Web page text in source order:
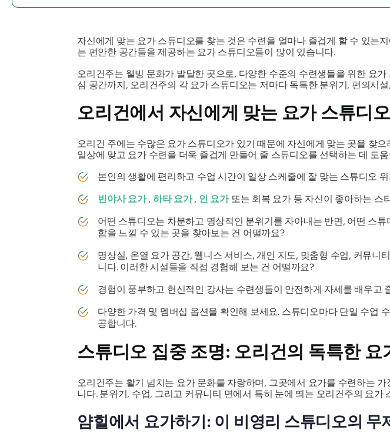
자신에게 맞는 요가 스튜디오를 찾는 것은 수련을 얼마나 즐겁게 할 수 있는
는 편안한 공간들을 제공하는 요가 스튜디오들이 많이 있습니다.
오리건주는 웰빙 문화가 발달한 곳으로, 다양한 수준의 수련생들을 위한 요
심 공간까지, 오리건주의 각 요가 스튜디오는 저마다 독특한 분위기, 편의시
오리건에서 자신에게 맞는 요가 스튜디
오리건 주에는 수많은 요가 스튜디오가 있기 때문에 자신에게 맞는 곳을 찾
일상에 맞고 요가 수련을 더욱 즐겁게 만들어 줄 스튜디오를 선택하는 데 도
본인의 생활에 편리하고 수업 시간이 일상 스케줄에 잘 맞는 스튜디오
빈야사 요가, 하타 요가, 인 요가또는 회복 요가 등 자신이 좋아하는 스
어떤 스튜디오는 차분하고 명상적인 분위기를 자아내는 반면, 어떤 스
함을 느낄 수 있는 곳을 찾아보는 건 어떨까요?
명상실, 온열 요가 공간, 웰니스 서비스, 개인 지도, 맞춤형 수업, 커뮤
니다. 이러한 시설들을 직접 경험해 보는 건 어떨까요?
경험이 풍부하고 헌신적인 강사는 수련생들이 안전하게 자세를 배우고
다양한 가격 및 멤버십 옵션을 확인해 보세요. 스튜디오마다 단일 수업
공합니다.
스튜디오 집중 조명: 오리건의 독특한 요
오리건주는 활기 넘치는 요가 문화를 자랑하며, 그곳에서 요가를 수련하는
니다. 분위기, 수업, 그리고 커뮤니티 면에서 특히 눈에 띄는 오리건주의 요가
얌힐에서 요가하기: 이 비영리 스튜디오의 무